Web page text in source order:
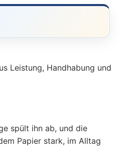
Leistung, Handhabung und
spült ihn ab, und die
Papier stark, im Alltag